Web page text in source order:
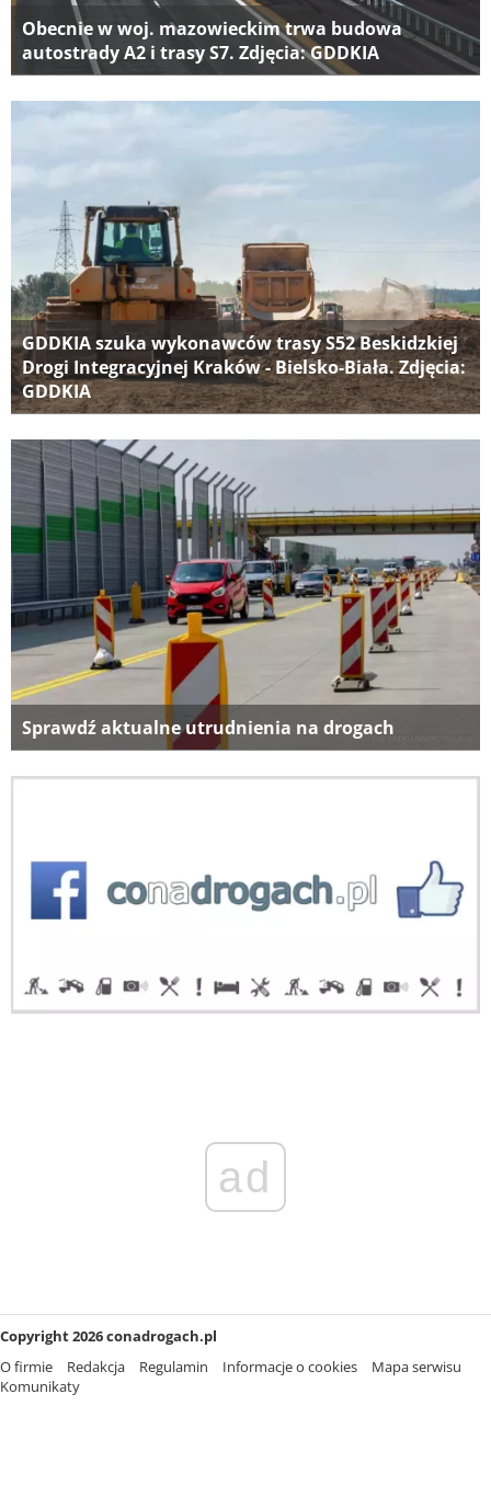
Obecnie w woj. mazowieckim trwa budowa
autostrady A2 i trasy S7. Zdjęcia: GDDKIA
GDDKIA szuka wykonawców trasy S52 Beskidzkiej
Drogi Integracyjnej Kraków - Bielsko-Biała. Zdjęcia:
GDDKIA
Sprawdź aktualne utrudnienia na drogach
ad
Copyright 2026 conadrogach.pl
O firmie
Redakcja Regulamin Informacje o cookies
Mapa serwisu
Komunikaty